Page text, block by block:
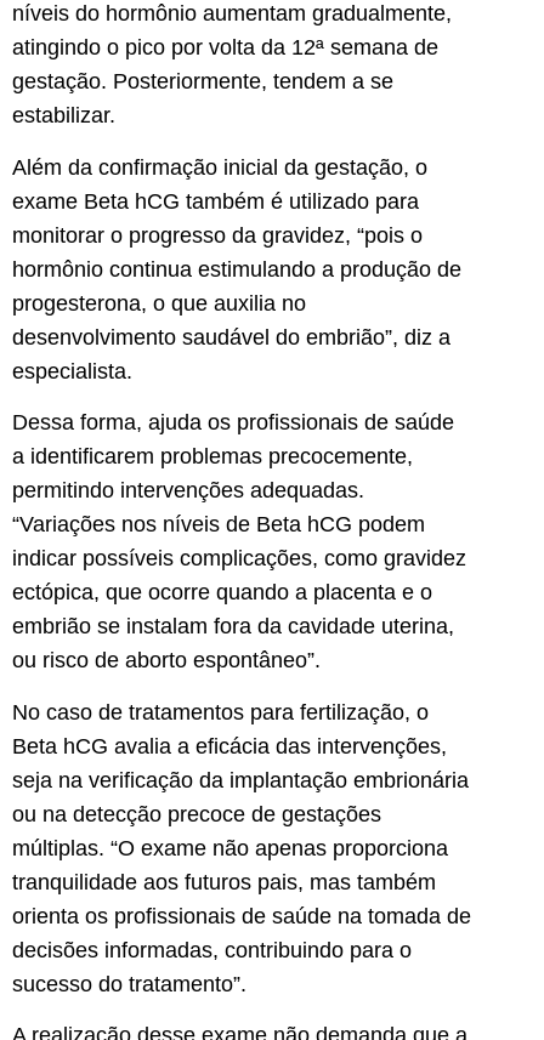
níveis do hormônio aumentam gradualmente,
atingindo o pico por volta da 12ª semana de
gestação. Posteriormente, tendem a se
estabilizar.
Além da confirmação inicial da gestação, o
exame Beta hCG também é utilizado para
monitorar o progresso da gravidez, “pois o
hormônio continua estimulando a produção de
progesterona, o que auxilia no
desenvolvimento saudável do embrião”, diz a
especialista.
Dessa forma, ajuda os profissionais de saúde
a identificarem problemas precocemente,
permitindo intervenções adequadas.
“Variações nos níveis de Beta hCG podem
indicar possíveis complicações, como gravidez
ectópica, que ocorre quando a placenta e o
embrião se instalam fora da cavidade uterina,
ou risco de aborto espontâneo”.
No caso de tratamentos para fertilização, o
Beta hCG avalia a eficácia das intervenções,
seja na verificação da implantação embrionária
ou na detecção precoce de gestações
múltiplas. “O exame não apenas proporciona
tranquilidade aos futuros pais, mas também
orienta os profissionais de saúde na tomada de
decisões informadas, contribuindo para o
sucesso do tratamento”.
A realização desse exame não demanda que a